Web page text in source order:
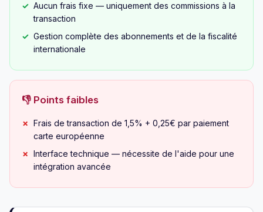
Aucun frais fixe — uniquement des commissions à la
transaction
Gestion complète des abonnements et de la fiscalité
internationale
👎 Points faibles
Frais de transaction de 1,5% + 0,25€ par paiement
carte européenne
Interface technique — nécessite de l'aide pour une
intégration avancée